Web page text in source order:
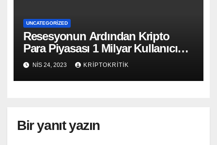
UNCATEGORIZED
Resesyonun Ardından Kripto
Para Piyasası 1 Milyar Kullanıcıya
Ulaşacak
NIS 24, 2023 KRIPTOKRITIK
Bir yanıt yazın